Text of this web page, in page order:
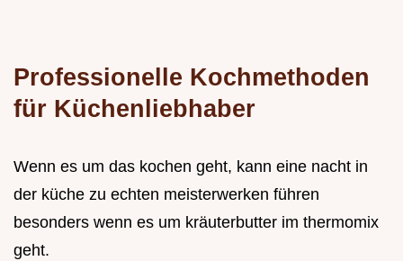
Professionelle Kochmethoden
für Küchenliebhaber
Wenn es um das kochen geht, kann eine nacht in
der küche zu echten meisterwerken führen
besonders wenn es um kräuterbutter im thermomix
geht.